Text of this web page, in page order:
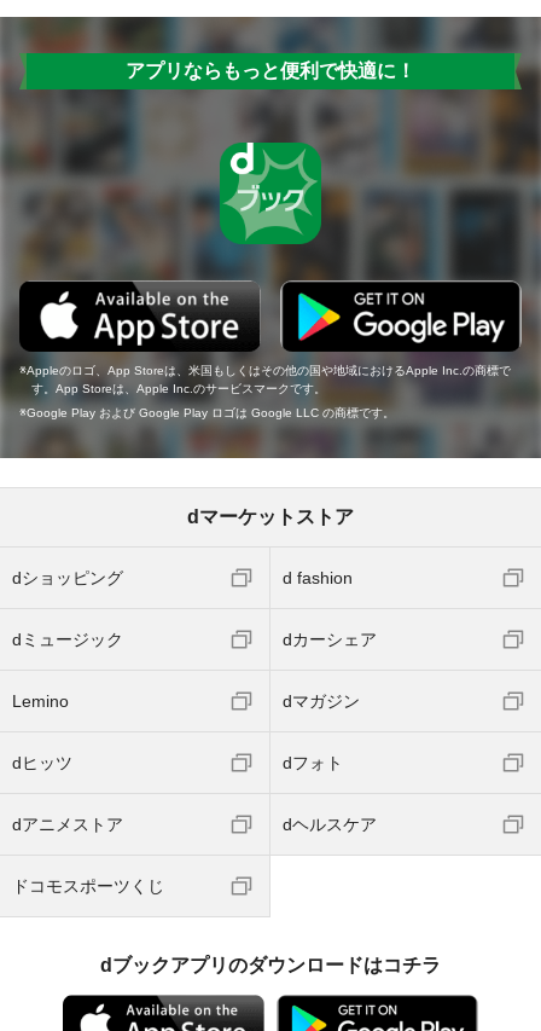
アプリならもっと便利で快適に！
Appleのロゴ、App Storeは、米国もしくはその他の国や地域におけるApple Inc.の商標で
す。App Storeは、Apple Inc.のサービスマークです。
Google Play および Google Play ロゴは Google LLC の商標です。
dマーケットストア
dショッピング d fashion
dミュージック dカーシェア
Lemino dマガジン
dヒッツ dフォト
dアニメストア dヘルスケア
ドコモスポーツくじ
dブックアプリのダウンロードはコチラ